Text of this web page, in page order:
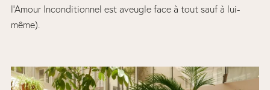
l’Amour Inconditionnel est aveugle face à tout sauf à lui-
même).